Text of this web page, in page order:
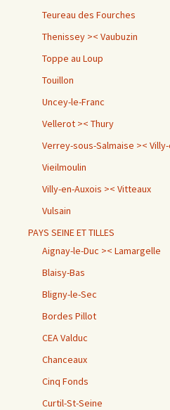
Teureau des Fourches
Thenissey >< Vaubuzin
Toppe au Loup
Touillon
Uncey-le-Franc
Vellerot >< Thury
Verrey-sous-Salmaise ><
Vieilmoulin
Villy-en-Auxois >< Vitteaux
Vulsain
PAYS SEINE ET TILLES
Aignay-le-Duc >< Lamargelle
Blaisy-Bas
Bligny-le-Sec
Bordes Pillot
CEA Valduc
Chanceaux
Cinq Fonds
Curtil-St-Seine